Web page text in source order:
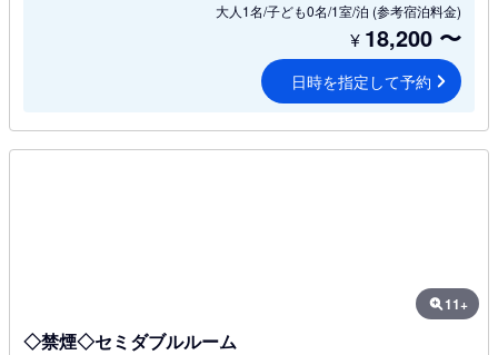
大人1名/子ども0名/1室/泊 (参考宿泊料金)
¥ 18,200 〜
日時を指定して予約
11+
◇禁煙◇セミダブルルーム